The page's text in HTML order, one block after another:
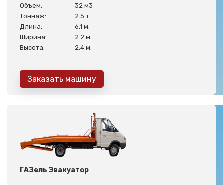
Объем:
32 м3
Тоннаж:
2.5 т.
Длина:
6.1 м.
Ширина:
2.2 м.
Высота:
2.4 м.
Заказать машину
ГАЗель Эвакуатор